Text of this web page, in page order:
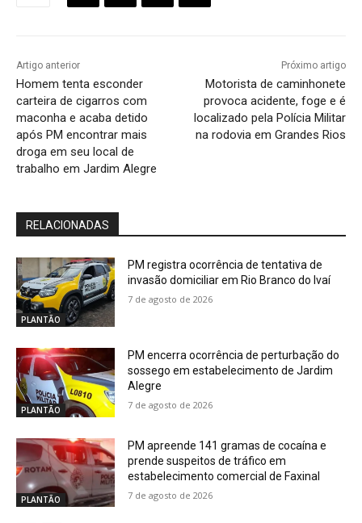
Artigo anterior
Homem tenta esconder
carteira de cigarros com
maconha e acaba detido
após PM encontrar mais
droga em seu local de
trabalho em Jardim Alegre
Próximo artigo
Motorista de caminhonete
provoca acidente, foge e é
localizado pela Polícia Militar
na rodovia em Grandes Rios
RELACIONADAS
PLANTÃO
PM registra ocorrência de tentativa de
invasão domiciliar em Rio Branco do Ivaí
7 de agosto de 2026
PLANTÃO
PM encerra ocorrência de perturbação do
sossego em estabelecimento de Jardim
Alegre
7 de agosto de 2026
PLANTÃO
PM apreende 141 gramas de cocaína e
prende suspeitos de tráfico em
estabelecimento comercial de Faxinal
7 de agosto de 2026